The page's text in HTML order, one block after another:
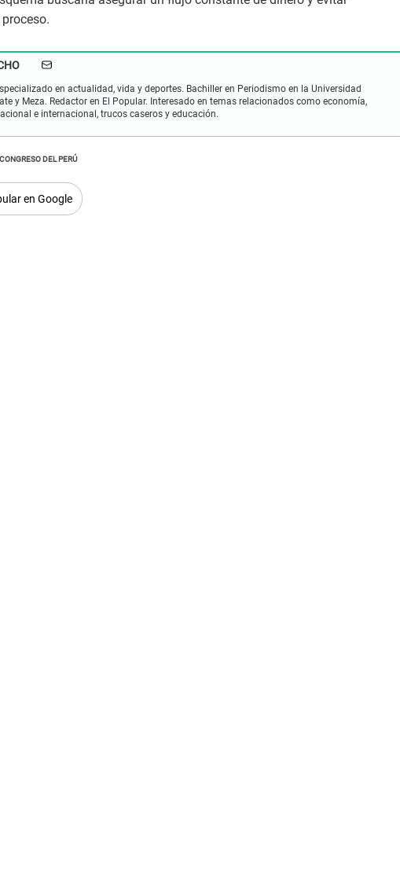
en actualidad, vida y deportes. Bachiller en Periodismo en la Universidad
y Meza. Redactor en El Popular. Interesado en temas relacionados como economía,
e internacional, trucos caseros y educación.
CONGRESO DEL PERÚ
en Google